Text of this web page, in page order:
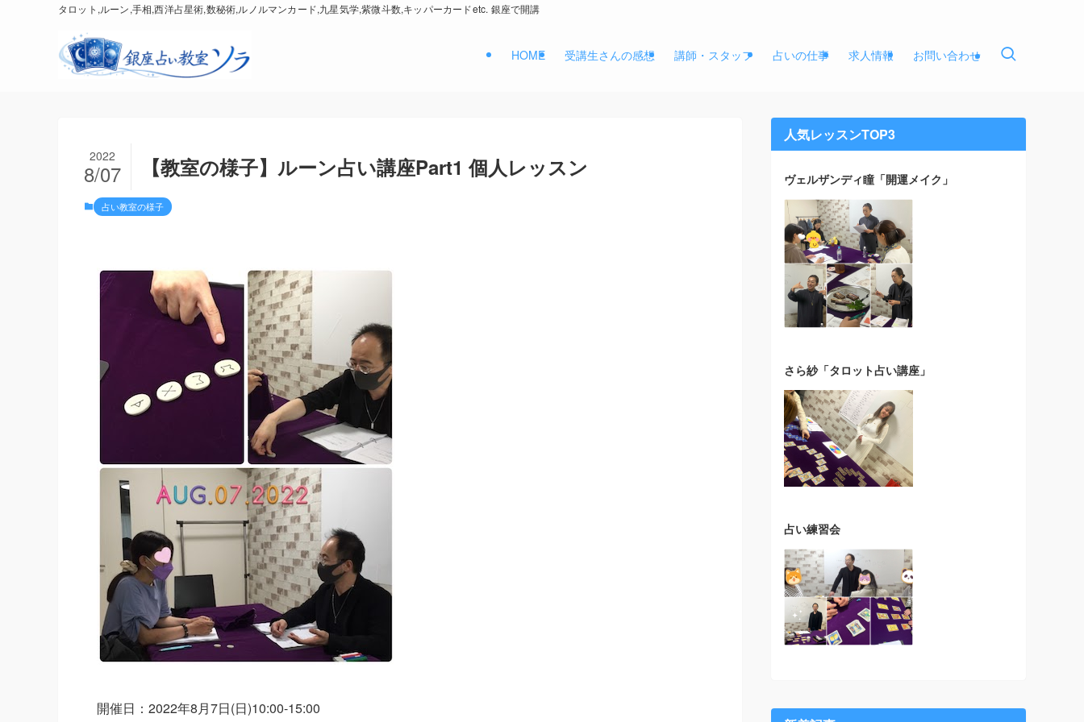
タロット,ルーン,手相,西洋占星術,数秘術,ルノルマンカード,九星気学,紫微斗数,キッパーカードetc. 銀座で開講
HOME 受講生さんの感想 講師・スタッフ 占いの仕事 求人情報 お問い合わせ
【教室の様子】ルーン占い講座Part1 個人レッスン
2022
8/07
占い教室の様子
開催日：2022年8月7日(日)10:00-15:00
人気レッスンTOP3
ヴェルザンディ瞳「開運メイク」
さら紗「タロット占い講座」
占い練習会